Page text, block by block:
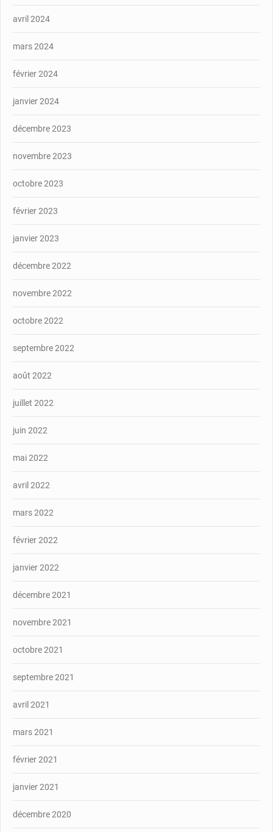
avril 2024
mars 2024
février 2024
janvier 2024
décembre 2023
novembre 2023
octobre 2023
février 2023
janvier 2023
décembre 2022
novembre 2022
octobre 2022
septembre 2022
août 2022
juillet 2022
juin 2022
mai 2022
avril 2022
mars 2022
février 2022
janvier 2022
décembre 2021
novembre 2021
octobre 2021
septembre 2021
avril 2021
mars 2021
février 2021
janvier 2021
décembre 2020